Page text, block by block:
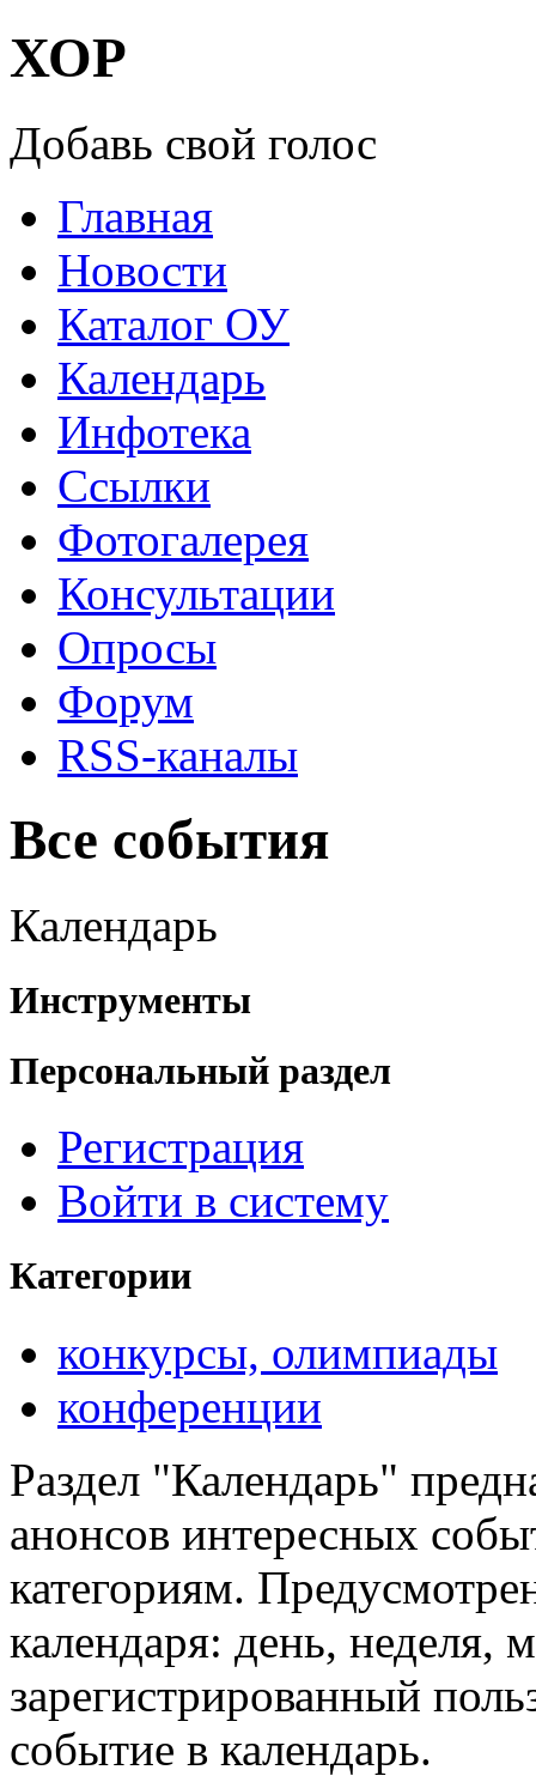
ХОР
Добавь свой голос
Главная
Новости
Каталог ОУ
Календарь
Инфотека
Ссылки
Фотогалерея
Консультации
Опросы
Форум
RSS-каналы
Все события
Календарь
Инструменты
Персональный раздел
Регистрация
Войти в систему
Категории
конкурсы, олимпиады
конференции
Раздел "Календарь"
анонсов интересных
категориям.
календаря: день, неделя,
зарегистрированный
событие в календарь.